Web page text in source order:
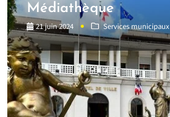
Médiathèque
21 juin 2024 Services municipaux